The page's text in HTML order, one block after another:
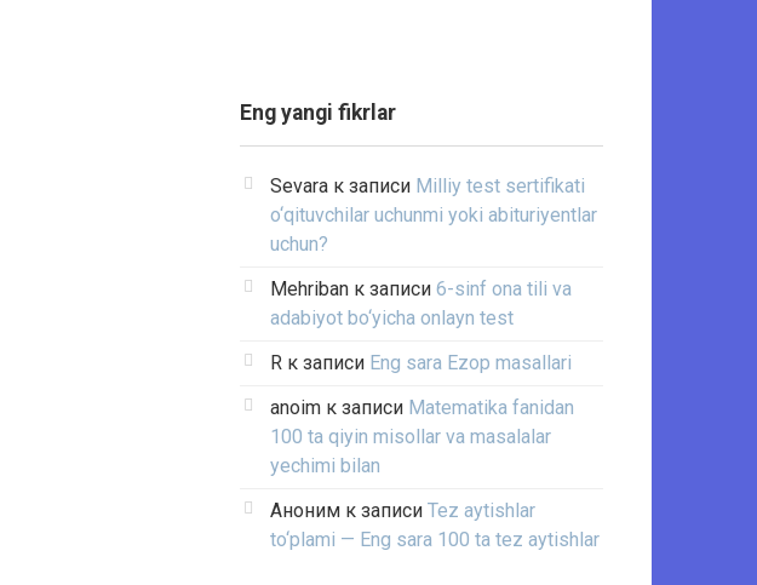
Eng yangi fikrlar
Sevara к записи Milliy test sertifikati
o‘qituvchilar uchunmi yoki abituriyentlar
uchun?
Mehriban к записи 6-sinf ona tili va
adabiyot bo‘yicha onlayn test
R к записи Eng sara Ezop masallari
anoim к записи Matematika fanidan
100 ta qiyin misollar va masalalar
yechimi bilan
Аноним к записи Tez aytishlar
to‘plami — Eng sara 100 ta tez aytishlar